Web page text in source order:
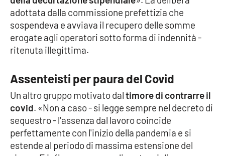
LAC
NETWORK
Lacplay.it
Lactv.it
Laconair.it
Lacitymag.it
adottata dalla commissione prefettizia che
sospendeva e avviava il recupero delle somme
erogate agli operatori sotto forma di indennità -
ritenuta illegittima.
Assenteisti per paura del Covid
Un altro gruppo motivato daltimore di contrarre il
covid. «Non a caso - si legge sempre nel decreto di
sequestro - l'assenza dal lavoro coincide
perfettamente con l'inizio della pandemia e si
estende al periodo di massima estensione del